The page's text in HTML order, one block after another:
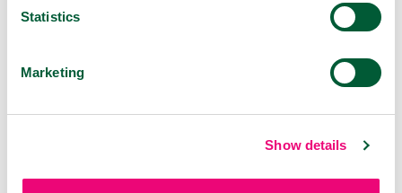
Statistics
Marketing
Show details